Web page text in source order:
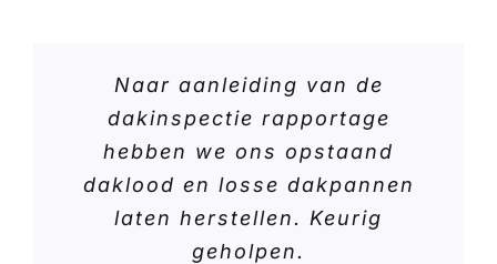
Naar aanleiding van de
dakinspectie rapportage
hebben we ons opstaand
daklood en losse dakpannen
laten herstellen. Keurig
geholpen.